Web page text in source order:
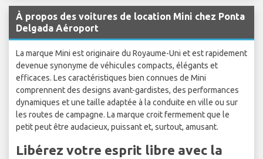
À propos des voitures de location Mini chez Ponta
Delgada Aéroport
La marque Mini est originaire du Royaume-Uni et est rapidement
devenue synonyme de véhicules compacts, élégants et
efficaces. Les caractéristiques bien connues de Mini
comprennent des designs avant-gardistes, des performances
dynamiques et une taille adaptée à la conduite en ville ou sur
les routes de campagne. La marque croit fermement que le
petit peut être audacieux, puissant et, surtout, amusant.
Libérez votre esprit libre avec la